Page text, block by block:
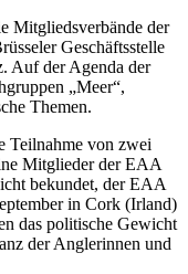
Mitgliedsverbände der
Geschäftsstelle
Auf der Agenda der
„Meer“,
Themen.
Teilnahme von zwei
Mitglieder der EAA
bekundet, der EAA
in Cork (Irland)
das politische Gewicht
der Anglerinnen und